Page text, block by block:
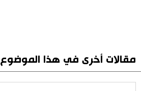
مقالات أخرى في هذا الموضوع